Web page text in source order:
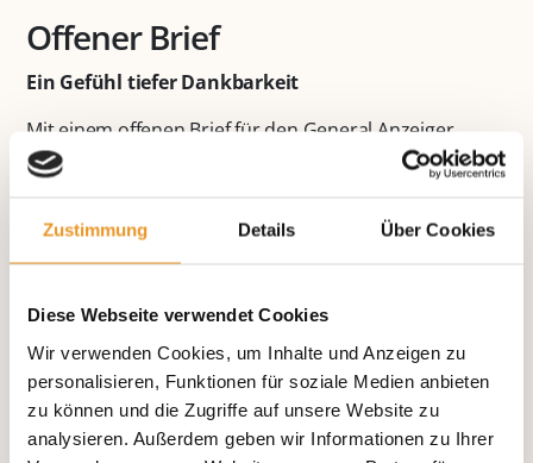
Zustimmung Details Über Cookies
Diese Webseite verwendet Cookies
Wir verwenden Cookies, um Inhalte und Anzeigen zu
personalisieren, Funktionen für soziale Medien anbieten
zu können und die Zugriffe auf unsere Website zu
analysieren. Außerdem geben wir Informationen zu Ihrer
Offener Brief
Ein Gefühl tiefer Dankbarkeit
Mit einem offenen Brief für den General Anzeiger
möchte sich Alina Berestovitskaya bei Professor
Christian Elger „von ganzem Herzen für alles
bedanken, was er für uns getan hat und bis heute tut“.
Es gebe keine Worte auf der Welt, die ihr Gefühl tiefer
Dankbarkeit und Liebe ausdrücken können, schreibt
Neurochirurgen Professor Dr. Gasser bedanken, der
Eva operiert und uns das Unmögliche möglich
gemacht hat. Vielen Dank an alle Anästhesisten und
die Assistenten. Ich möchte mich ganz herzlich bei
Vadim Knirel bedanken, der uns vom ersten Tag an